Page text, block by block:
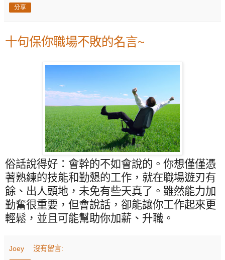
分享
十句保你職場不敗的名言~
俗話說得好：會幹的不如會說的。你想僅僅憑
著熟練的技能和勤懇的工作，就在職場遊刃有
餘、出人頭地，未免有些天真了。雖然能力加
勤奮很重要，但會說話，卻能讓你工作起來更
輕鬆，並且可能幫助你加薪、升職。
Joey 沒有留言: